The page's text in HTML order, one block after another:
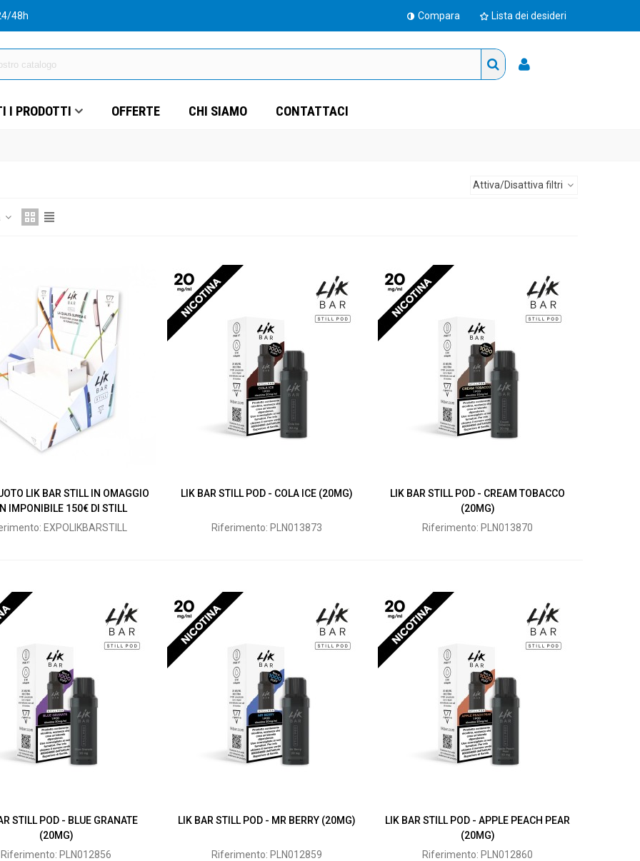
48h Compara Lista dei desideri
I PRODOTTI OFFERTE CHI SIAMO CONTATTACI
Attiva/Disattiva filtri
LIK BAR STILL IN OMAGGIO
IMPONIBILE 150€ DI STILL
EXPOLIKBARSTILL
LIK BAR STILL POD - COLA ICE (20MG)
Riferimento: PLN013873
LIK BAR STILL POD - CREAM TOBACCO
(20MG)
Riferimento: PLN013870
STILL POD - BLUE GRANATE
(20MG)
Riferimento: PLN012856
LIK BAR STILL POD - MR BERRY (20MG)
Riferimento: PLN012859
LIK BAR STILL POD - APPLE PEACH PEAR
(20MG)
Riferimento: PLN012860